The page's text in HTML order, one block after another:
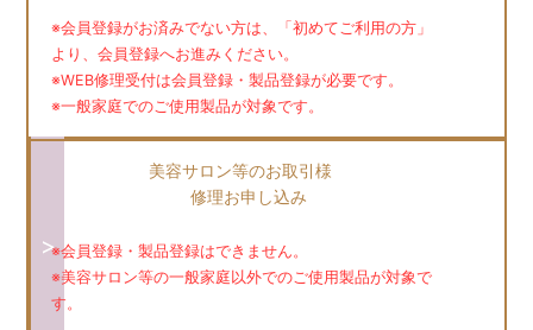
※会員登録がお済みでない方は、「初めてご利用の方」
より、会員登録へお進みください。
※WEB修理受付は会員登録・製品登録が必要です。
※一般家庭でのご使用製品が対象です。
>
美容サロン等のお取引様
修理お申し込み
※会員登録・製品登録はできません。
※美容サロン等の一般家庭以外でのご使用製品が対象で
す。